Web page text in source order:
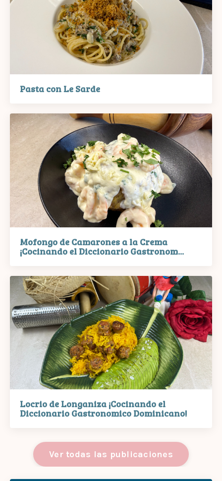
Pasta con Le Sarde
Mofongo de Camarones a la Crema
¡Cocinando el Diccionario Gastronom...
Locrio de Longaniza ¡Cocinando el
Diccionario Gastronomico Dominicano!
Ver todas las publicaciones